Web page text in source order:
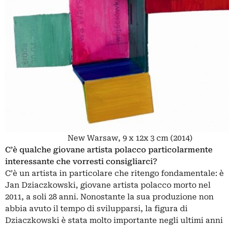
New Warsaw, 9 x 12x 3 cm (2014)
C’è qualche giovane artista polacco particolarmente
interessante che vorresti consigliarci?
C’è un artista in particolare che ritengo fondamentale: è
Jan Dziaczkowski, giovane artista polacco morto nel
2011, a soli 28 anni. Nonostante la sua produzione non
abbia avuto il tempo di svilupparsi, la figura di
Dziaczkowski è stata molto importante negli ultimi anni